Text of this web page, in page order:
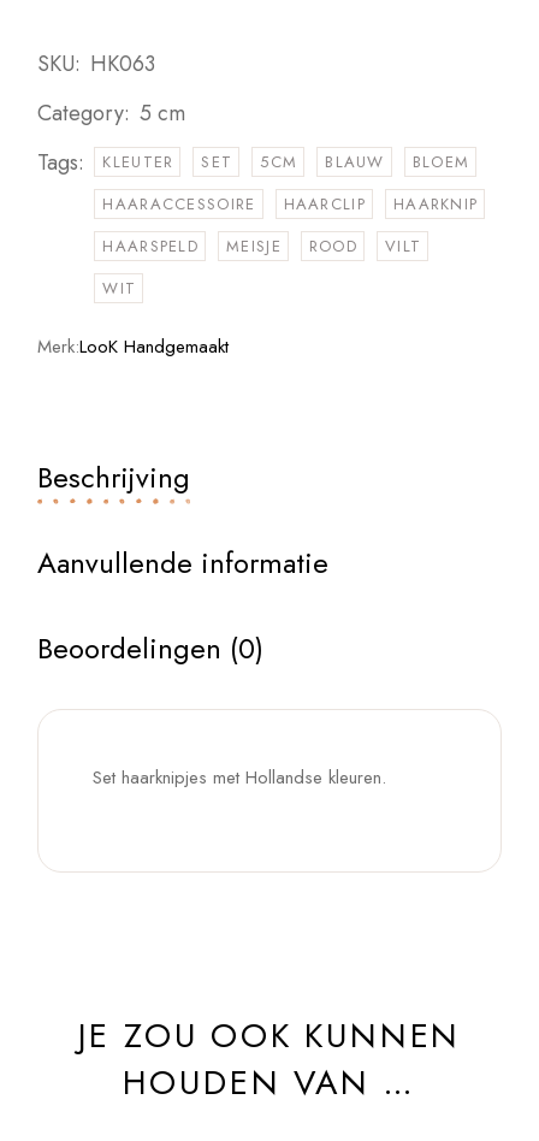
SKU: HK063
Category: 5 cm
Tags:
KLEUTER SET 5CM BLAUW
BLOEM
HAARACCESSOIRE
HAARCLIP
HAARKNIP
HAARSPELD
MEISJE ROOD
VILT
WIT
Merk:LooK Handgemaakt
Beschrijving
Aanvullende informatie
Beoordelingen (0)
Set haarknipjes met Hollandse kleuren.
JE ZOU OOK KUNNEN
HOUDEN VAN …